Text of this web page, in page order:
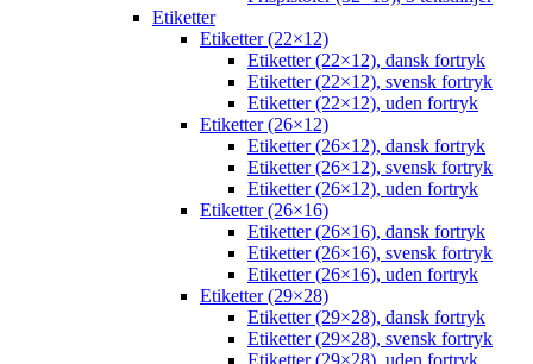
Etiketter
Etiketter (22×12)
Etiketter (22×12), dansk fortryk
Etiketter (22×12), svensk fortryk
Etiketter (22×12), uden fortryk
Etiketter (26×12)
Etiketter (26×12), dansk fortryk
Etiketter (26×12), svensk fortryk
Etiketter (26×12), uden fortryk
Etiketter (26×16)
Etiketter (26×16), dansk fortryk
Etiketter (26×16), svensk fortryk
Etiketter (26×16), uden fortryk
Etiketter (29×28)
Etiketter (29×28), dansk fortryk
Etiketter (29×28), svensk fortryk
Etiketter (29×28), uden fortryk